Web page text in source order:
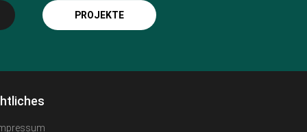
PROJEKTE